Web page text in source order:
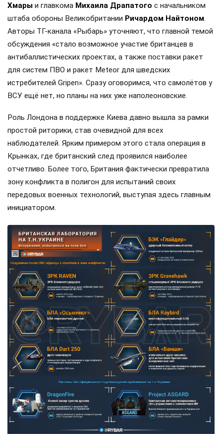
Хмары и главкома Михаила Драпатого с начальником
штаба обороны Великобритании Ричардом Найтоном
Авторы ТГ-канала «Рыбарь» уточняют, что главной темой
обсуждения «стало возможное участие британцев в
антибаллистических проектах, а также поставки ракет
для систем ПВО и ракет Meteor для шведских
истребителей Gripen». Сразу оговоримся, что самолётов у
ВСУ ещё нет, но планы на них уже наполеоновские.
Роль Лондона в поддержке Киева давно вышла за рамки
простой риторики, став очевидной для всех
наблюдателей. Ярким примером этого стала операция в
Крынках, где британский след проявился наиболее
отчетливо. Более того, Британия фактически превратила
зону конфликта в полигон для испытаний своих
передовых военных технологий, выступая здесь главным
инициатором.